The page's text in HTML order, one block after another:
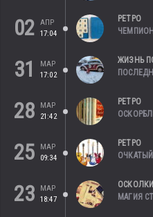
02
АПР
17:04
РЕТРО
31
МАР
17:02
ЖИЗНЬ
28
МАР
21:42
РЕТРО
25
МАР
09:34
РЕТРО
23
МАР
18:47
МАГИЯ